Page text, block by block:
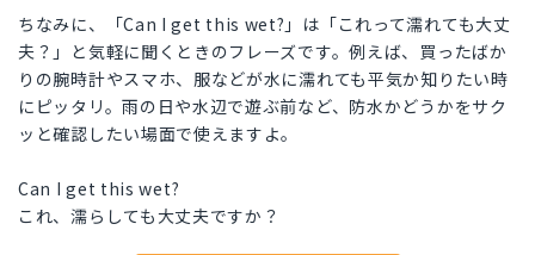
ちなみに、「Can I get this wet?」は「これって濡れても大丈
夫？」と気軽に聞くときのフレーズです。例えば、買ったばか
りの腕時計やスマホ、服などが水に濡れても平気か知りたい時
にピッタリ。雨の日や水辺で遊ぶ前など、防水かどうかをサク
ッと確認したい場面で使えますよ。
Can I get this wet?
これ、濡らしても大丈夫ですか？